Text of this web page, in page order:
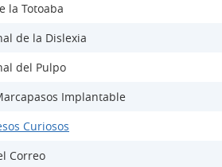
la Totoaba
de la Dislexia
del Pulpo
Implantable
Curiosos
Correo